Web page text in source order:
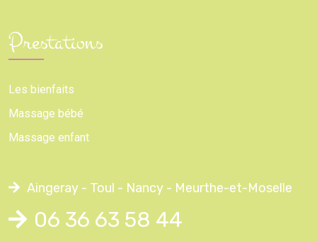
Prestations
Les bienfaits
Massage bébé
Massage enfant
Aingeray - Toul - Nancy - Meurthe-et-Moselle
06 36 63 58 44